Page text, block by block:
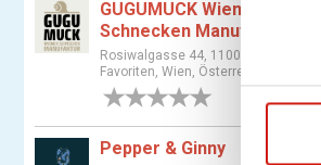
n
i
l
GUGUMUCK Wiener
Schnecken Manufaktur
Rosiwalgasse 44, 1100 Wien 10.,
Favoriten, Wien, Österreich
Pepper & Ginny